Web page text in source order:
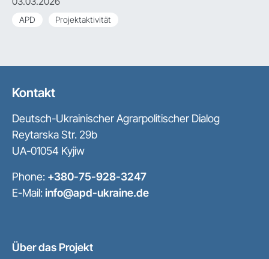
APD Projektaktivität
Kontakt
Deutsch-Ukrainischer Agrarpolitischer Dialog
Reytarska Str. 29b
UA-01054 Kyjiw
Phone: +380-75-928-3247
E-Mail:info@apd-ukraine.de
Über das Projekt